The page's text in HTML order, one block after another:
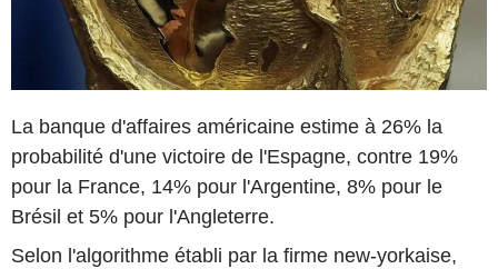
La banque d'affaires américaine estime à 26% la
probabilité d'une victoire de l'Espagne, contre 19%
pour la France, 14% pour l'Argentine, 8% pour le
Brésil et 5% pour l'Angleterre.
Selon l'algorithme établi par la firme new-yorkaise,